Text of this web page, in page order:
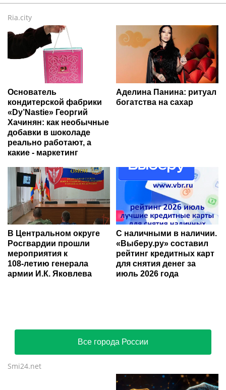
Ria.city
Основатель
кондитерской фабрики
«Dy’Nastie» Георгий
Хачинян: как необычные
добавки в шоколаде
реально работают, а
какие - маркетинг
Аделина Панина: ритуал
богатства на сахар
В Центральном округе
Росгвардии прошли
мероприятия к
108‑летию генерала
армии И.К. Яковлева
С наличными в наличии.
«Выберу.ру» составил
рейтинг кредитных карт
для снятия денег за
июль 2026 года
Все города России
Smi24.net